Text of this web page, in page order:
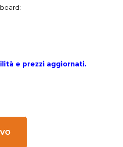
e prezzi aggiornati.